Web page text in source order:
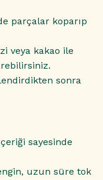
parçalar koparıp
veya kakao ile
sonra
sayesinde
uzun süre tok